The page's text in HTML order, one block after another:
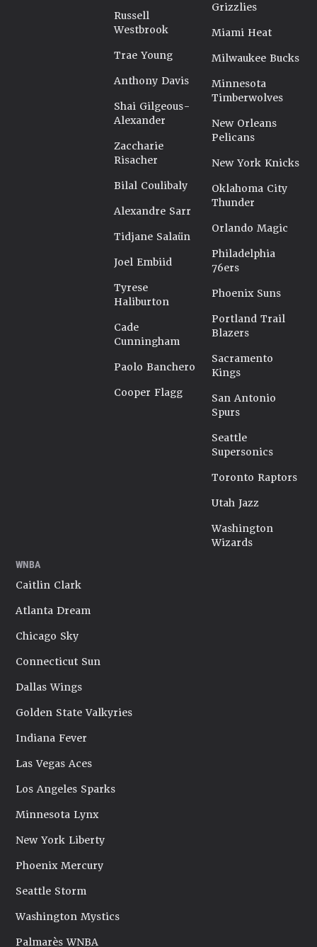
Russell
Westbrook
Trae Young
Anthony Davis
Shai Gilgeous-
Alexander
Zaccharie
Risacher
Bilal Coulibaly
Alexandre Sarr
Tidjane Salaün
Joel Embiid
Tyrese
Haliburton
Cade
Cunningham
Paolo Banchero
Cooper Flagg
Grizzlies
Miami Heat
Milwaukee Bucks
Minnesota
Timberwolves
New Orleans
Pelicans
New York Knicks
Oklahoma City
Thunder
Orlando Magic
Philadelphia
76ers
Phoenix Suns
Portland Trail
Blazers
Sacramento
Kings
San Antonio
Spurs
Seattle
Supersonics
Toronto Raptors
Utah Jazz
Washington
Wizards
WNBA
Caitlin Clark
Atlanta Dream
Chicago Sky
Connecticut Sun
Dallas Wings
Golden State Valkyries
Indiana Fever
Las Vegas Aces
Los Angeles Sparks
Minnesota Lynx
New York Liberty
Phoenix Mercury
Seattle Storm
Washington Mystics
Palmarès WNBA